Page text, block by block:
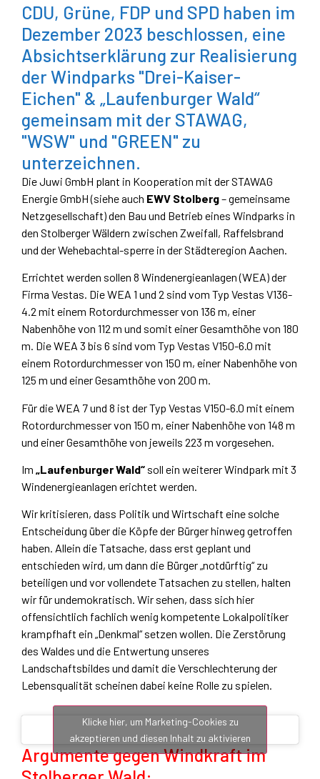
CDU, Grüne, FDP und SPD haben im
Dezember 2023 beschlossen, eine
Absichtserklärung zur Realisierung
der Windparks "Drei-Kaiser-
Eichen" & „Laufenburger Wald“
gemeinsam mit der STAWAG,
"WSW" und "GREEN" zu
unterzeichnen.
Die Juwi GmbH plant in Kooperation mit der STAWAG
Energie GmbH (siehe auch EWV Stolberg– gemeinsame
Netzgesellschaft) den Bau und Betrieb eines Windparks in
den Stolberger Wäldern zwischen Zweifall, Raffelsbrand
und der Wehebachtal-sperre in der Städteregion Aachen.
Errichtet werden sollen 8 Windenergieanlagen (WEA) der
Firma Vestas. Die WEA 1 und 2 sind vom Typ Vestas V136-
4.2 mit einem Rotordurchmesser von 136 m, einer
Nabenhöhe von 112 m und somit einer Gesamthöhe von 180
m. Die WEA 3 bis 6 sind vom Typ Vestas V150-6.0 mit
einem Rotordurchmesser von 150 m, einer Nabenhöhe von
125 m und einer Gesamthöhe von 200 m.
Für die WEA 7 und 8 ist der Typ Vestas V150-6.0 mit einem
Rotordurchmesser von 150 m, einer Nabenhöhe von 148 m
und einer Gesamthöhe von jeweils 223 m vorgesehen.
Im „Laufenburger Wald“ soll ein weiterer Windpark mit 3
Windenergieanlagen erichtet werden.
Wir kritisieren, dass Politik und Wirtschaft eine solche
Entscheidung über die Köpfe der Bürger hinweg getroffen
haben. Allein die Tatsache, dass erst geplant und
entschieden wird, um dann die Bürger „notdürftig“ zu
beteiligen und vor vollendete Tatsachen zu stellen, halten
wir für undemokratisch. Wir sehen, dass sich hier
offensichtlich fachlich wenig kompetente Lokalpolitiker
krampfhaft ein „Denkmal“ setzen wollen. Die Zerstörung
des Waldes und die Entwertung unseres
Landschaftsbildes und damit die Verschlechterung der
Lebensqualität scheinen dabei keine Rolle zu spielen.
Klicke hier, um Marketing-Cookies zu
akzeptieren und diesen Inhalt zu aktivieren
Argumente gegen Windkraft im